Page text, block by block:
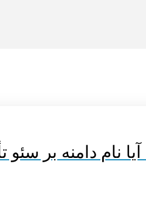
آیا نام دامنه بر